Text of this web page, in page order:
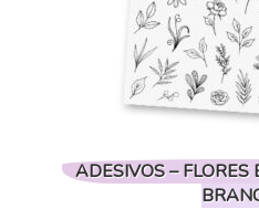
do
ADESIVOS – FLORES